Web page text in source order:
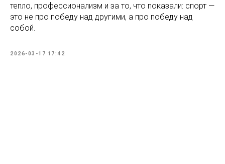
тепло, профессионализм и за то, что показали: спорт —
это не про победу над другими, а про победу над
собой.
2026-03-17 17:42